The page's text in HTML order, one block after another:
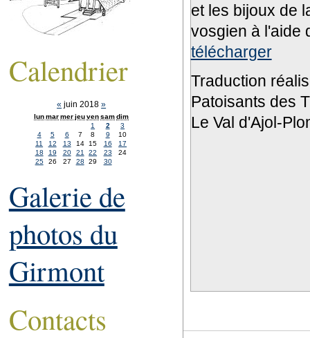
et les bijoux de
vosgien à l'aide
télécharger
Traduction
Patoisants des
Le Val d'Ajol-
Calendrier
« juin 2018»
lunmarmerjeuvensamdim
1
2
3
4
5 6 7 8 9
10
11
12 13 14 15 16
17
18
19 20 21 22 23
24
25
26 27 28 29 30
Galerie de
photos du
Girmont
Contacts